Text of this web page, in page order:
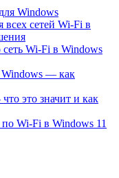
Windows
сетей Wi-Fi в
Wi-Fi в Windows
Windows — как
это значит и как
по Wi-Fi в Windows 11